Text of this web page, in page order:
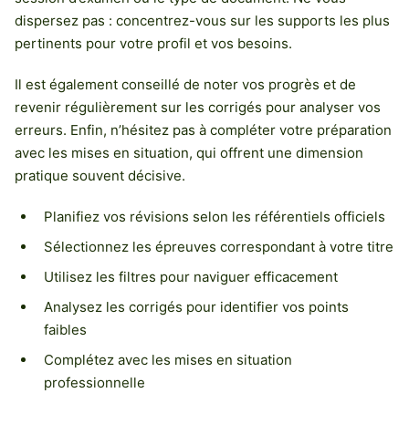
dispersez pas : concentrez-vous sur les supports les plus
pertinents pour votre profil et vos besoins.
Il est également conseillé de noter vos progrès et de
revenir régulièrement sur les corrigés pour analyser vos
erreurs. Enfin, n’hésitez pas à compléter votre préparation
avec les mises en situation, qui offrent une dimension
pratique souvent décisive.
Planifiez vos révisions selon les référentiels officiels
Sélectionnez les épreuves correspondant à votre titre
Utilisez les filtres pour naviguer efficacement
Analysez les corrigés pour identifier vos points
faibles
Complétez avec les mises en situation
professionnelle